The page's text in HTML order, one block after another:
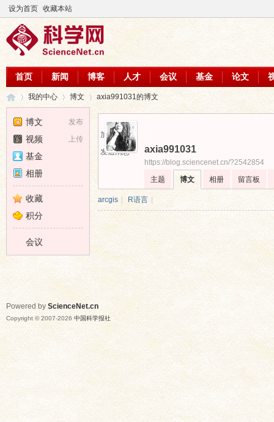
设为首页 收藏本站
首页 新闻 博客 人才 会议 基金 论文
›
我的中心 博文 axia991031的博文
加为好友
发送消息
axia991031
https://blog.sciencenet.cn/?2542854
主题
博文 相册 留言板
arcgis | R语言
发布
博文
上传
视频
基金
相册
收藏
积分
会议
Powered by ScienceNet.cn
Copyright © 2007-2026 中国科学报社